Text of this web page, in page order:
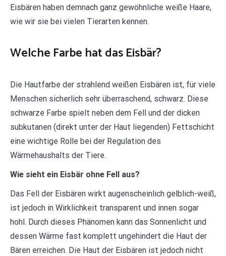
Eisbären haben demnach ganz gewöhnliche weiße Haare,
wie wir sie bei vielen Tierarten kennen.
Welche Farbe hat das Eisbär?
Die Hautfarbe der strahlend weißen Eisbären ist, für viele
Menschen sicherlich sehr überraschend, schwarz. Diese
schwarze Farbe spielt neben dem Fell und der dicken
subkutanen (direkt unter der Haut liegenden) Fettschicht
eine wichtige Rolle bei der Regulation des
Wärmehaushalts der Tiere.
Wie sieht ein Eisbär ohne Fell aus?
Das Fell der Eisbären wirkt augenscheinlich gelblich-weiß,
ist jedoch in Wirklichkeit transparent und innen sogar
hohl. Durch dieses Phänomen kann das Sonnenlicht und
dessen Wärme fast komplett ungehindert die Haut der
Bären erreichen. Die Haut der Eisbären ist jedoch nicht